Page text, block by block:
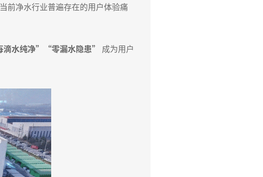
前净水行业普遍存在的用户体验痛
滴水纯净”“零漏水隐患” 成为用户